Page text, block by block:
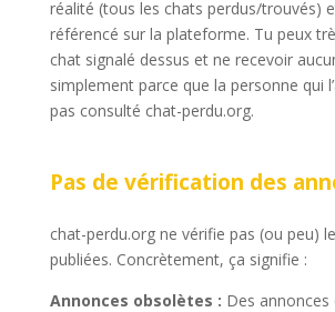
réalité (tous les chats perdus/trouvés)
référencé sur la plateforme. Tu peux
chat signalé dessus et ne recevoir
simplement parce que la personne qui
pas consulté chat-perdu.org.
Pas de vérification des
chat-perdu.org ne vérifie pas (ou peu)
publiées. Concrètement, ça signifie :
Annonces obsolètes : Des annonces